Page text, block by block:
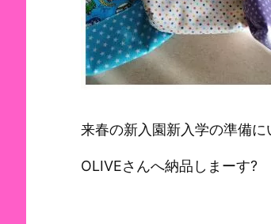
来春の新入園新入学の準備
OLIVEさんへ納品しまーす?